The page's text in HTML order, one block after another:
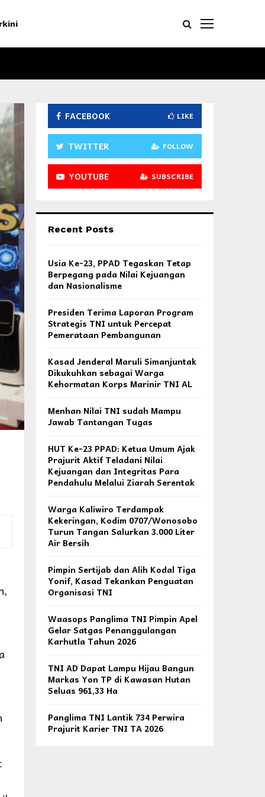
FACEBOOK LIKE
TWITTER FOLLOW
YOUTUBE SUBSCRIBE
Recent Posts
Usia Ke-23, PPAD Tegaskan Tetap
Berpegang pada Nilai Kejuangan
dan Nasionalisme
Presiden Terima Laporan Program
Strategis TNI untuk Percepat
Pemerataan Pembangunan
Kasad Jenderal Maruli Simanjuntak
Dikukuhkan sebagai Warga
Kehormatan Korps Marinir TNI AL
Menhan Nilai TNI sudah Mampu
Jawab Tantangan Tugas
HUT Ke-23 PPAD: Ketua Umum Ajak
Prajurit Aktif Teladani Nilai
Kejuangan dan Integritas Para
Pendahulu Melalui Ziarah Serentak
Warga Kaliwiro Terdampak
Kekeringan, Kodim 0707/Wonosobo
Turun Tangan Salurkan 3.000 Liter
Air Bersih
Pimpin Sertijab dan Alih Kodal Tiga
Yonif, Kasad Tekankan Penguatan
Organisasi TNI
Waasops Panglima TNI Pimpin Apel
Gelar Satgas Penanggulangan
Karhutla Tahun 2026
TNI AD Dapat Lampu Hijau Bangun
Markas Yon TP di Kawasan Hutan
Seluas 961,33 Ha
Panglima TNI Lantik 734 Perwira
Prajurit Karier TNI TA 2026